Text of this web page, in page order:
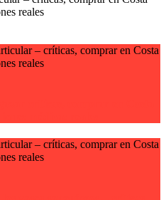
reales